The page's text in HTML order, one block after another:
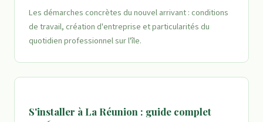
Les démarches concrètes du nouvel arrivant : conditions
de travail, création d'entreprise et particularités du
quotidien professionnel sur l'île.
S'installer à La Réunion : guide complet